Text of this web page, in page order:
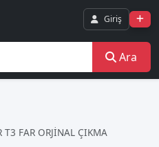
Giriş
Ara
T3 FAR ORJİNAL ÇIKMA